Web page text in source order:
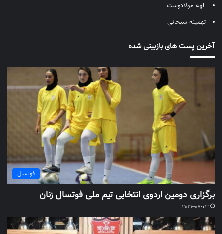
الهه مولادوست
تهمینه سبحانی
آخرین پست های بازبینی شده
فوتسال
برگزاری دومین اردوی انتخابی تیم ملی فوتسال زنان
2026-08-03